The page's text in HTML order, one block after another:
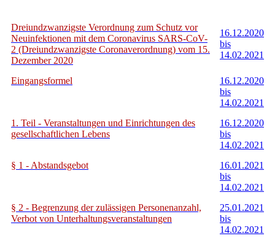
Dreiundzwanzigste Verordnung zum Schutz vor
Neuinfektionen mit dem Coronavirus SARS-CoV-
2 (Dreiundzwanzigste Coronaverordnung) vom 15.
Dezember 2020
16.12.2020
bis
14.02.2021
Eingangsformel
16.12.2020
bis
14.02.2021
1. Teil - Veranstaltungen und Einrichtungen des
gesellschaftlichen Lebens
16.12.2020
bis
14.02.2021
§ 1 - Abstandsgebot
16.01.2021
bis
14.02.2021
§ 2 - Begrenzung der zulässigen Personenanzahl,
Verbot von Unterhaltungsveranstaltungen
25.01.2021
bis
14.02.2021